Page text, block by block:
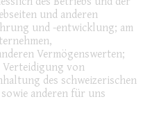
und anderen
und -entwicklung; am
Vermögenswerten;
von
des schweizerischen
anderen für uns